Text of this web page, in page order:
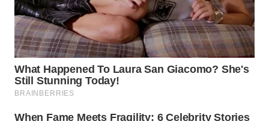
WN
TANGERANG
WN
BINJAI
WN